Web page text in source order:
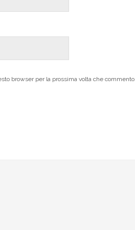
browser per la prossima volta che commento.